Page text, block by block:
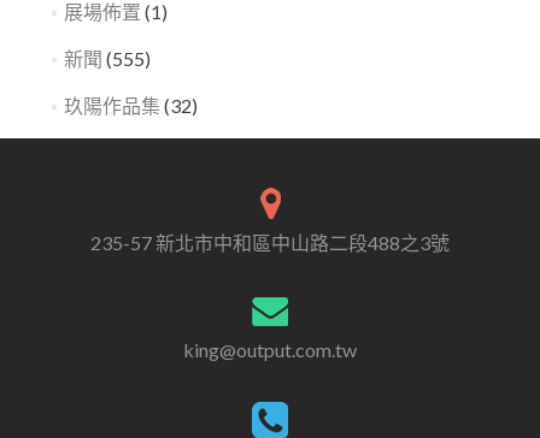
展場佈置 (1)
新聞 (555)
玖陽作品集 (32)
235-57 新北市中和區中山路二段488之3號
king@output.com.tw